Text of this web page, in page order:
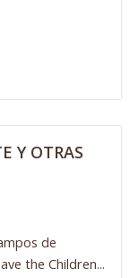
Y OTRAS
de
the Children...